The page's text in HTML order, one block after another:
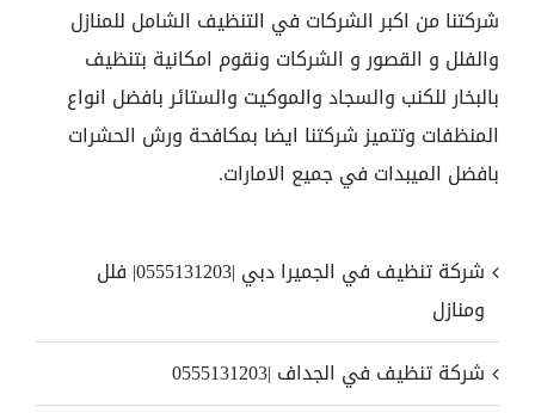
شركتنا من اكبر الشركات في التنظيف الشامل للمنازل
والفلل و القصور و الشركات ونقوم امكانية بتنظيف
بالبخار للكنب والسجاد والموكيت والستائر بافضل انواع
المنظفات وتتميز شركتنا ايضا بمكافحة ورش الحشرات
بافضل الميبدات في جميع الامارات.
شركة تنظيف في الجميرا دبي |0555131203| فلل
ومنازل
شركة تنظيف في الجداف |0555131203